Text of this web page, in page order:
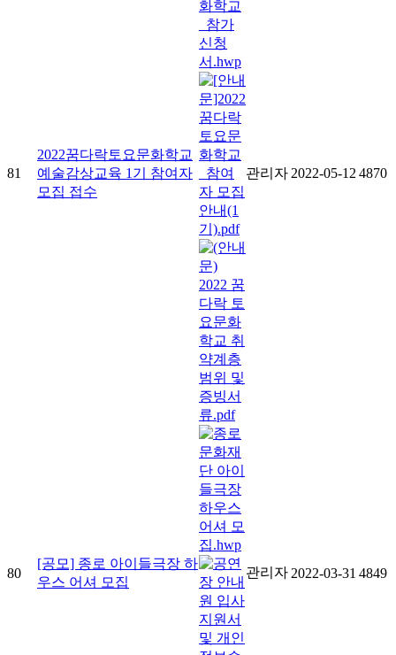
81
2022꿈다락토요문화학교
예술감상교육 1기 참여자
모집 접수
관리자 2022-05-12 4870
80
[공모] 종로 아이들극장 하
우스 어셔 모집
관리자 2022-03-31 4849